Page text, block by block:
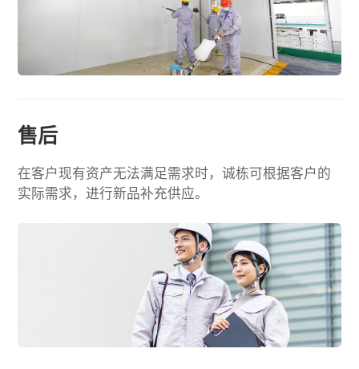
售后
在客户现有资产无法满足需求时，诚栋可根据客户的
实际需求，进行新品补充供应。